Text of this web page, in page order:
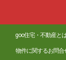
goo住宅・不動産と
物件に関するお問合